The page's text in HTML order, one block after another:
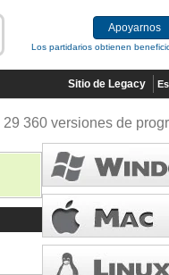
Apoyarnos
Los partidarios obtienen
Sitio de Legacy
29 360 versiones de